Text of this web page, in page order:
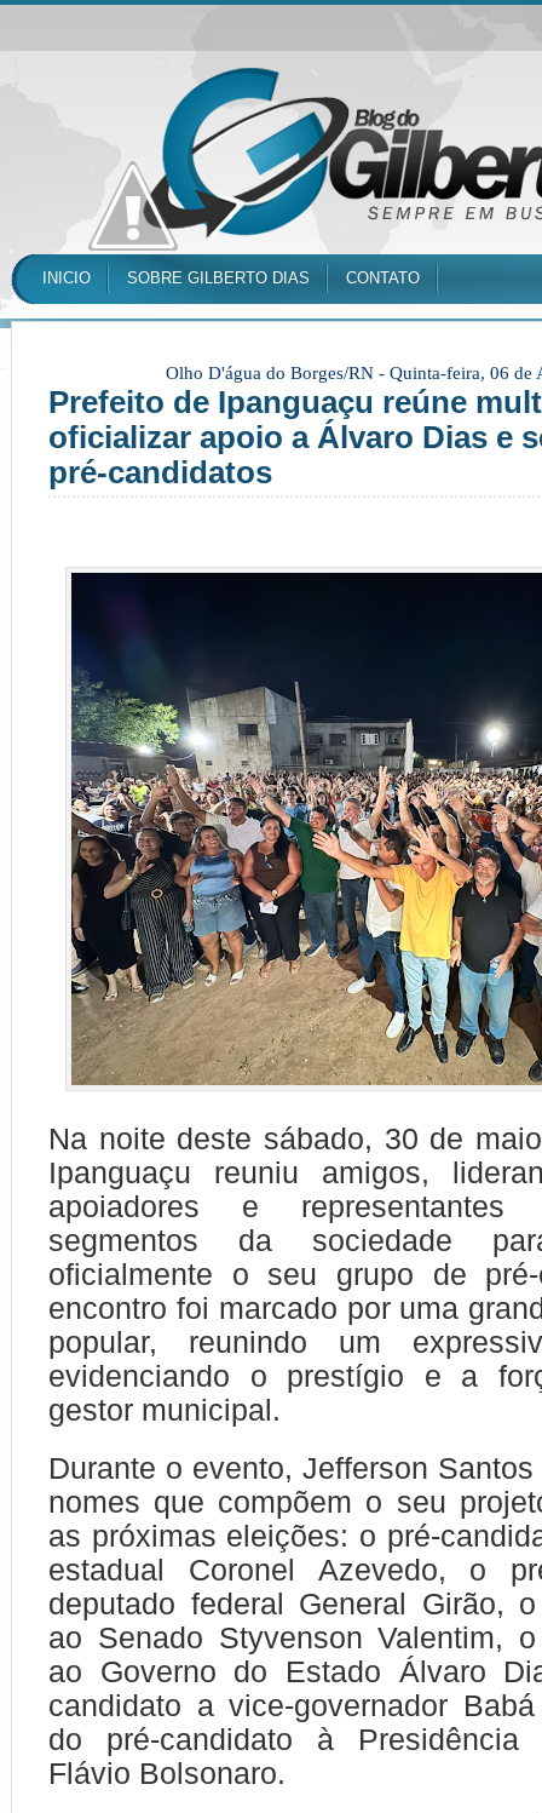
INICIO SOBRE GILBERTO DIAS CONTATO
Olho D'água do Borges/RN - Quinta-feira, 06 de
Prefeito de Ipanguaçu reúne
oficializar apoio a Álvaro Dias e
pré-candidatos
Na noite deste sábado, 30 de
Ipanguaçu reuniu amigos,
apoiadores e
segmentos da sociedade
oficialmente o seu grupo de pré-
encontro foi marcado por uma
popular, reunindo um
evidenciando o prestígio e a
gestor municipal.
Durante o evento, Jefferson
nomes que compõem o seu
as próximas eleições: o pré-
estadual Coronel Azevedo, o
deputado federal General Girão,
ao Senado Styvenson Valentim,
ao Governo do Estado Álvaro
candidato a vice-governador
do pré-candidato à Presidência
Flávio Bolsonaro.